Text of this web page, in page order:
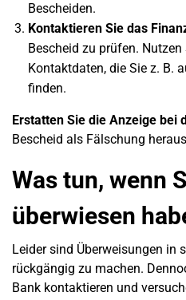
Bescheiden.
Kontaktieren Sie das
Bescheid zu prüfen.
Kontaktdaten, die Sie z. B.
finden.
Erstatten Sie die Anzeige bei
Bescheid als Fälschung
Was tun, wenn
überwiesen
Leider sind Überweisungen in
rückgängig zu machen.
Bank kontaktieren und